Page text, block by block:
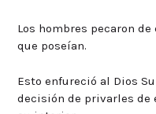
Los hombres pecaron
que poseían.
Esto enfureció al Dios
decisión de privarles de